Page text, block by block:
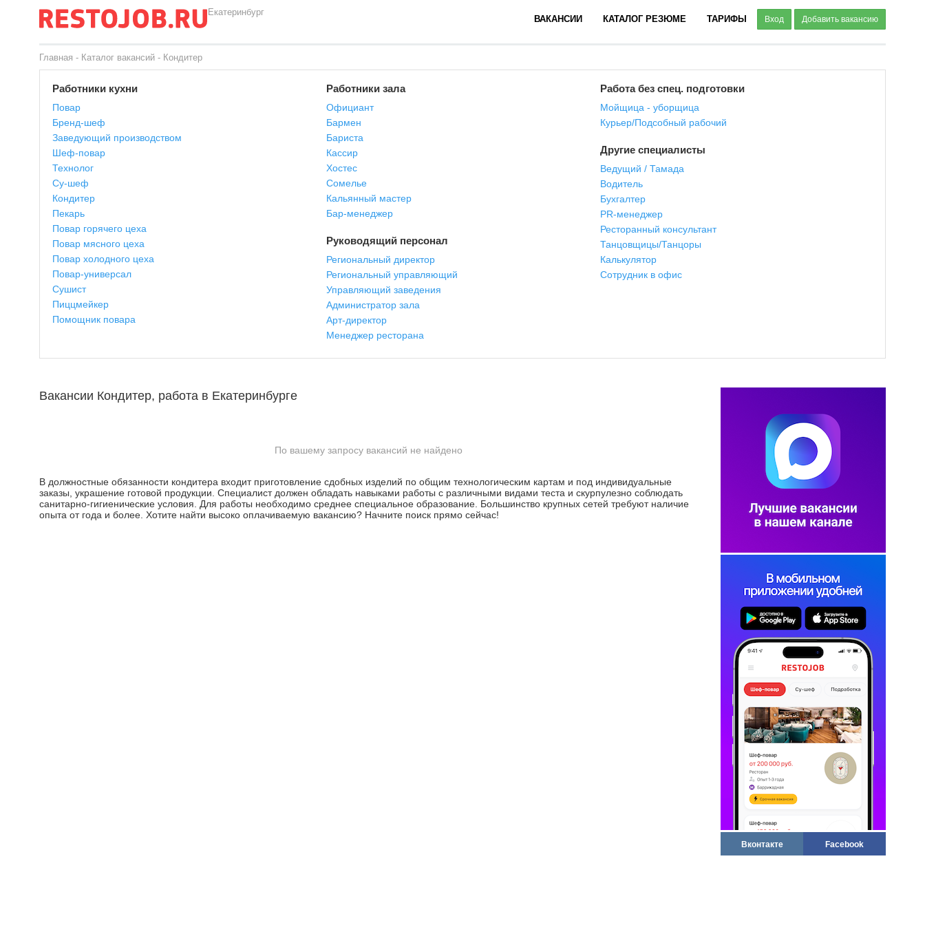
Екатеринбург
ВАКАНСИИ КАТАЛОГ РЕЗЮМЕ ТАРИФЫ Вход Добавить вакансию
Главная - Каталог вакансий - Кондитер
Работники кухни
Повар
Бренд-шеф
Заведующий производством
Шеф-повар
Технолог
Су-шеф
Кондитер
Пекарь
Повар горячего цеха
Повар мясного цеха
Повар холодного цеха
Повар-универсал
Сушист
Пиццмейкер
Помощник повара
Работники зала
Официант
Бармен
Бариста
Кассир
Хостес
Сомелье
Кальянный мастер
Бар-менеджер
Руководящий персонал
Региональный директор
Региональный управляющий
Управляющий заведения
Администратор зала
Арт-директор
Менеджер ресторана
Работа без спец. подготовки
Мойщица - уборщица
Курьер/Подсобный рабочий
Другие специалисты
Ведущий / Тамада
Водитель
Бухгалтер
PR-менеджер
Ресторанный консультант
Танцовщицы/Танцоры
Калькулятор
Сотрудник в офис
Вконтакте Facebook
Вакансии Кондитер, работа в Екатеринбурге
По вашему запросу вакансий не найдено
В должностные обязанности кондитера входит приготовление сдобных изделий по общим технологическим картам и под индивидуальные
заказы, украшение готовой продукции. Специалист должен обладать навыками работы с различными видами теста и скурпулезно соблюдать
санитарно-гигиенические условия. Для работы необходимо среднее специальное образование. Большинство крупных сетей требуют наличие
опыта от года и более. Хотите найти высоко оплачиваемую вакансию? Начните поиск прямо сейчас!